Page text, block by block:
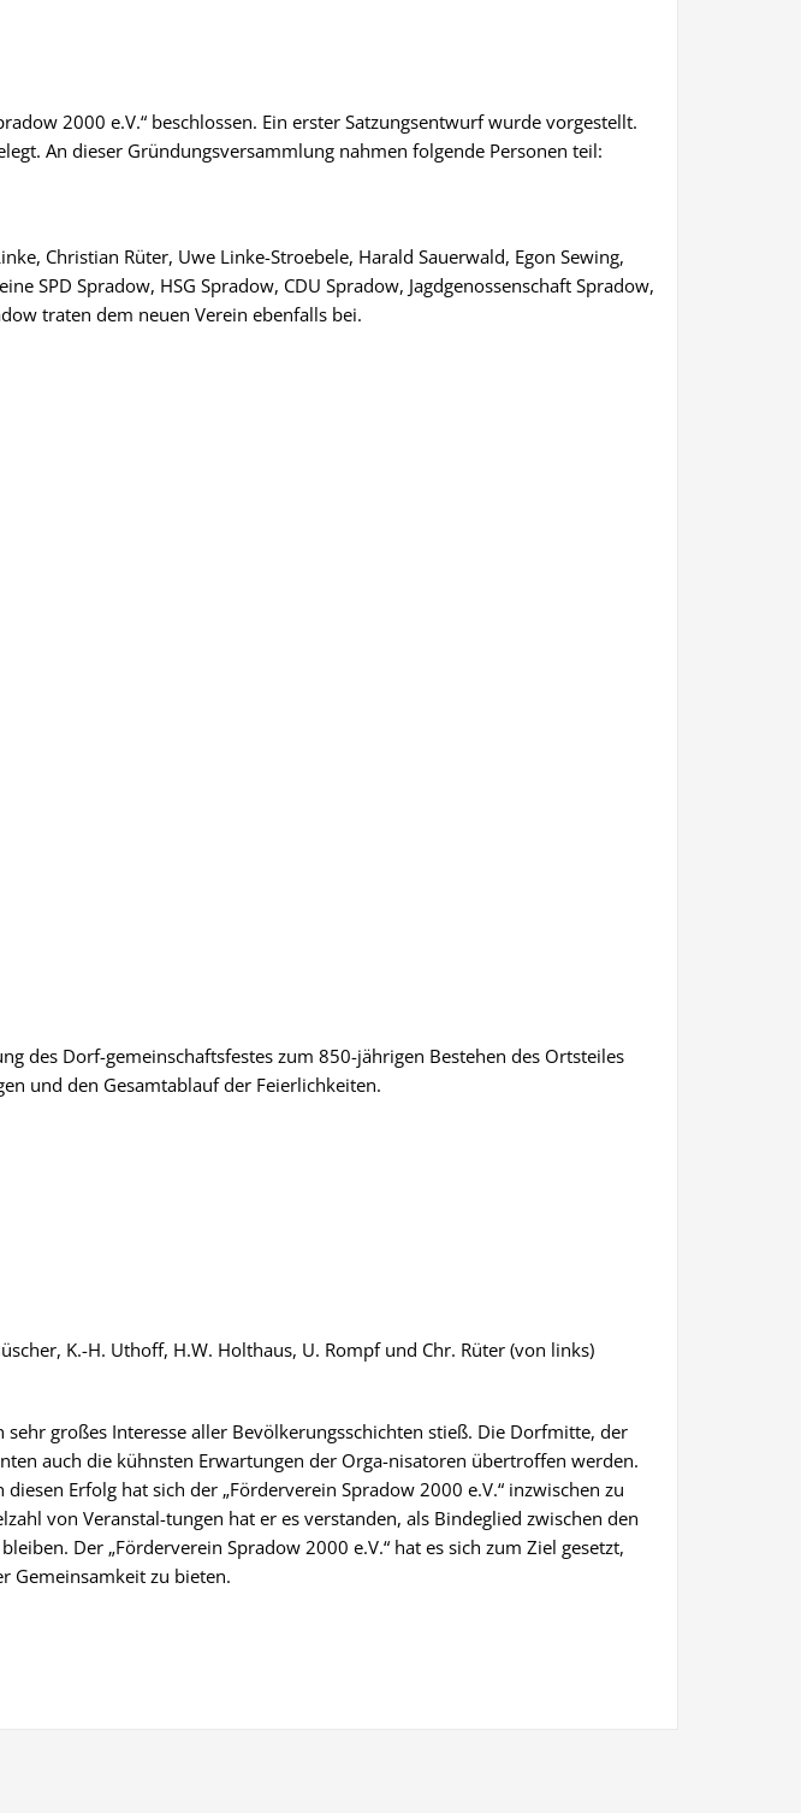
2000 e.V.“ beschlossen. Ein erster Satzungsentwurf wurde vorgestellt.
An dieser Gründungsversammlung nahmen folgende Personen teil:
Christian Rüter, Uwe Linke-Stroebele, Harald Sauerwald, Egon Sewing,
SPD Spradow, HSG Spradow, CDU Spradow, Jagdgenossenschaft Spradow,
traten dem neuen Verein ebenfalls bei.
des Dorf-gemeinschaftsfestes zum 850-jährigen Bestehen des Ortsteiles
und den Gesamtablauf der Feierlichkeiten.
K.-H. Uthoff, H.W. Holthaus, U. Rompf und Chr. Rüter (von links)
großes Interesse aller Bevölkerungsschichten stieß. Die Dorfmitte, der
auch die kühnsten Erwartungen der Orga-nisatoren übertroffen werden.
Erfolg hat sich der „Förderverein Spradow 2000 e.V.“ inzwischen zu
von Veranstal-tungen hat er es verstanden, als Bindeglied zwischen den
Der „Förderverein Spradow 2000 e.V.“ hat es sich zum Ziel gesetzt,
Gemeinsamkeit zu bieten.